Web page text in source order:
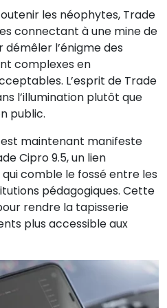
les néophytes, Trade
connectant à une mine de
l’énigme des
complexes en
L’esprit de Trade
l’illumination plutôt que
public.
maintenant manifeste
Cipro 9.5, un lien
comble le fossé entre les
pédagogiques. Cette
rendre la tapisserie
plus accessible aux